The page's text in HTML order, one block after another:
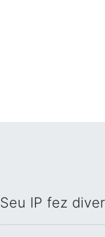
Seu IP fez